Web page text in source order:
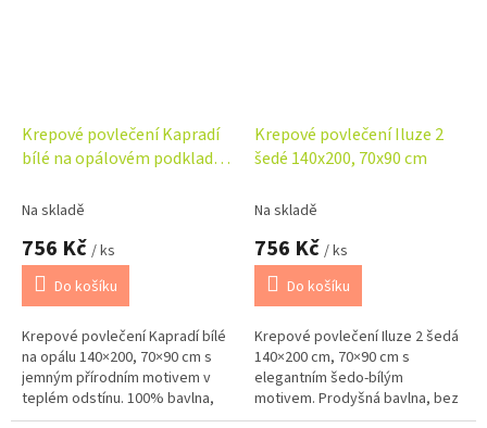
Krepové povlečení Kapradí
bílé na opálovém podkladu
Na skladě
756 Kč / ks
Do košíku
Krepové povlečení Kapradí bílé
na opálu 140×200, 70×90 cm s
jemným přírodním motivem v
teplém odstínu. 100% bavlna,
prodyšné, bez žehlení. Česká
Krepové povlečení Iluze 2
šedé 140x200, 70x90 cm
Na skladě
756 Kč / ks
Do košíku
Krepové povlečení Iluze 2 šedá
140×200 cm, 70×90 cm s
elegantním šedo-bílým
motivem. Prodyšná bavlna, bez
žehlení. Hodí se k bílému i světle